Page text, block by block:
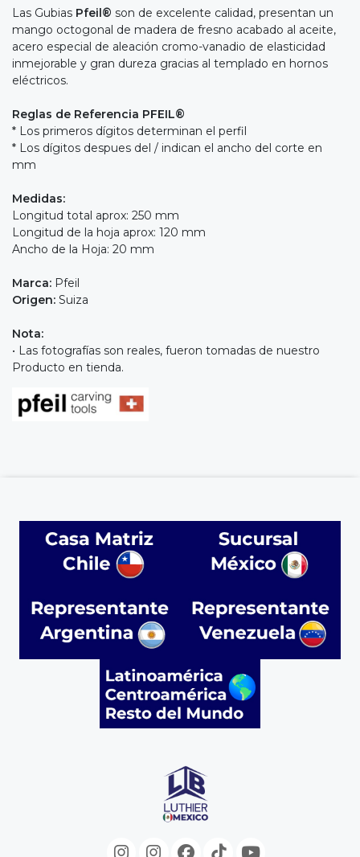
Las Gubias Pfeil® son de excelente calidad, presentan un
mango octogonal de madera de fresno acabado al aceite,
acero especial de aleación cromo-vanadio de elasticidad
inmejorable y gran dureza gracias al templado en hornos
eléctricos.
Reglas de Referencia PFEIL®
* Los primeros dígitos determinan el perfil
* Los dígitos despues del / indican el ancho del corte en
mm
Medidas:
Longitud total aprox: 250 mm
Longitud de la hoja aprox: 120 mm
Ancho de la Hoja: 20 mm
Marca: Pfeil
Origen: Suiza
Nota:
• Las fotografías son reales, fueron tomadas de nuestro
Producto en tienda.